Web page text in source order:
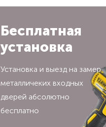
Бесплатная
установка
Установка и выезд на замер
металличеких входных
дверей абсолютно
бесплатно